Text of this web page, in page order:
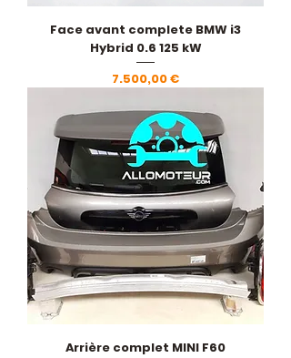
Face avant complete BMW i3
Hybrid 0.6 125 kW
Pris
7.500,00 €
Arrière complet MINI F60